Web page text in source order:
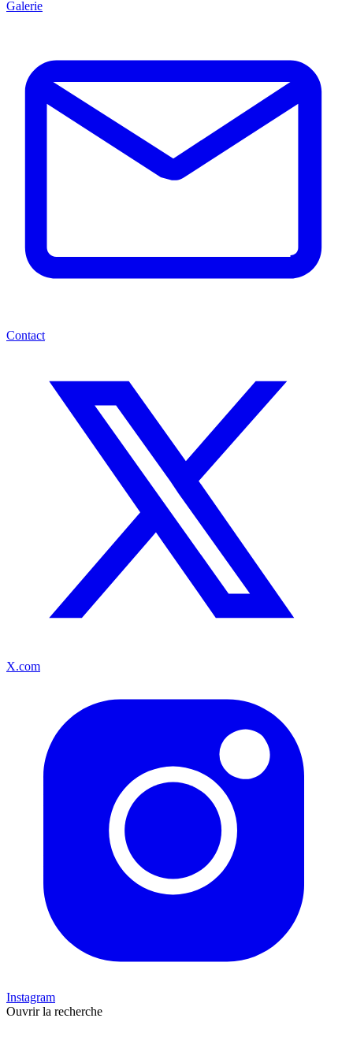
Galerie
Contact
X.com
Instagram
Ouvrir la recherche